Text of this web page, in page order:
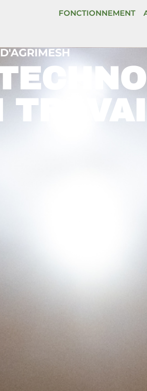
FONCTIONNEMENT